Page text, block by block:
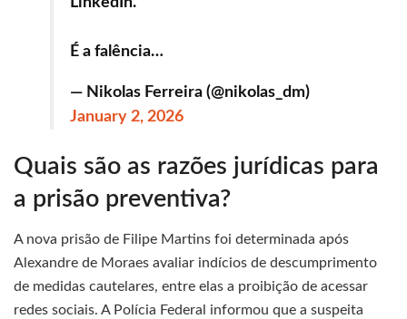
É a falência…
— Nikolas Ferreira (@nikolas_dm)
January 2, 2026
Quais são as razões jurídicas para
a prisão preventiva?
A nova prisão de Filipe Martins foi determinada após
Alexandre de Moraes avaliar indícios de descumprimento
de medidas cautelares, entre elas a proibição de acessar
redes sociais. A Polícia Federal informou que a suspeita